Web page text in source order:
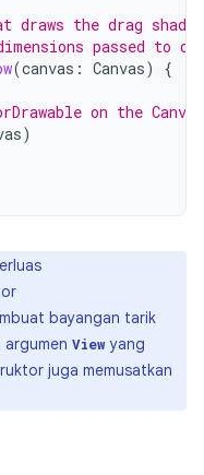
the drag
passed to
(canvas : Canvas) {
on the
)
bayangan tarik
Viewyang
juga memusatkan